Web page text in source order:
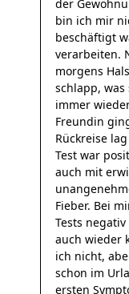
der
bin ich mir
beschäftigt
verarbeiten.
morgens
schlapp,
immer
Freundin
Rückreise
Test war
auch mit
Fieber. Bei
Tests
auch wieder
ich nicht,
schon im
ersten